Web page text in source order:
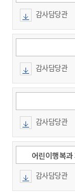
감사담당관
감사담당관
감사담당관
어린이행복
감사담당관